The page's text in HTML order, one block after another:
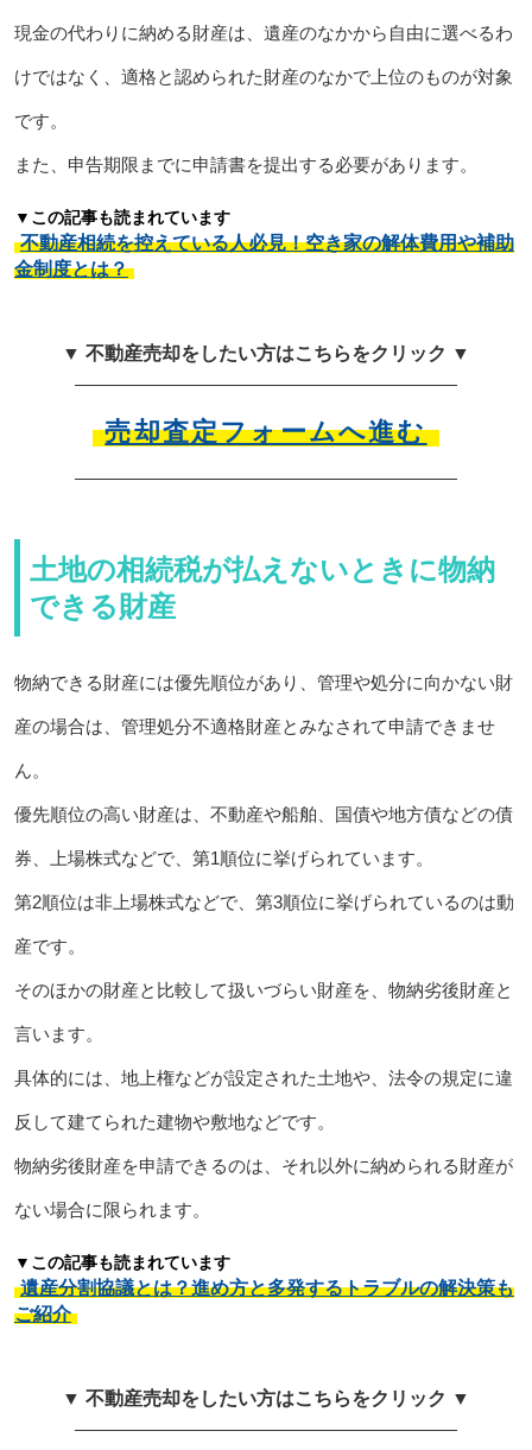
現金の代わりに納める財産は、遺産のなかから自由に選べるわ
けではなく、適格と認められた財産のなかで上位のものが対象
です。
また、申告期限までに申請書を提出する必要があります。
▼この記事も読まれています
不動産相続を控えている人必見！空き家の解体費用や補助
金制度とは？
▼ 不動産売却をしたい方はこちらをクリック ▼
売却査定フォームへ進む
土地の相続税が払えないときに物納
できる財産
物納できる財産には優先順位があり、管理や処分に向かない財
産の場合は、管理処分不適格財産とみなされて申請できませ
ん。
優先順位の高い財産は、不動産や船舶、国債や地方債などの債
券、上場株式などで、第1順位に挙げられています。
第2順位は非上場株式などで、第3順位に挙げられているのは動
産です。
そのほかの財産と比較して扱いづらい財産を、物納劣後財産と
言います。
具体的には、地上権などが設定された土地や、法令の規定に違
反して建てられた建物や敷地などです。
物納劣後財産を申請できるのは、それ以外に納められる財産が
ない場合に限られます。
▼この記事も読まれています
遺産分割協議とは？進め方と多発するトラブルの解決策も
ご紹介
▼ 不動産売却をしたい方はこちらをクリック ▼